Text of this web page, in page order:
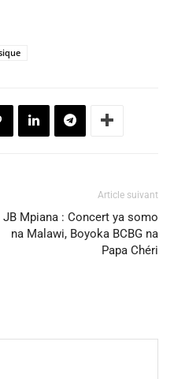
Article suivant
JB Mpiana : Concert ya somo
na Malawi, Boyoka BCBG na
Papa Chéri